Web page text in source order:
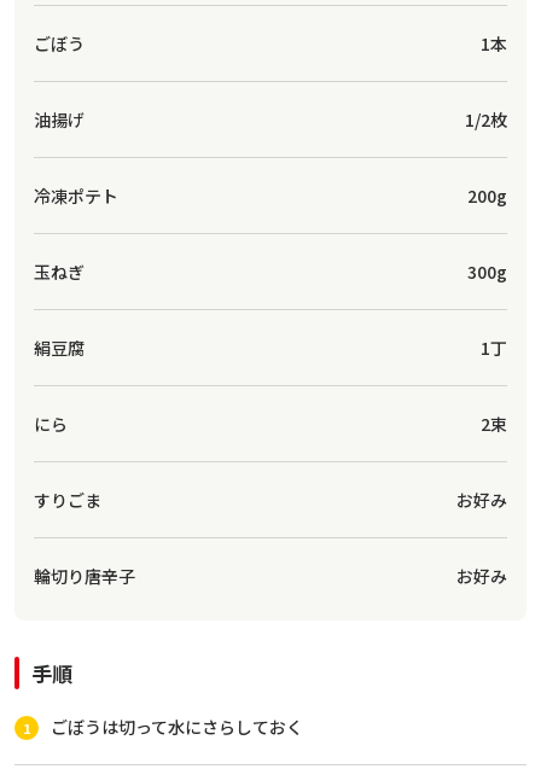
ごぼう 1本
油揚げ 1/2枚
冷凍ポテト 200g
玉ねぎ 300g
絹豆腐 1丁
にら 2束
すりごま お好み
輪切り唐辛子 お好み
手順
ごぼうは切って水にさらしておく